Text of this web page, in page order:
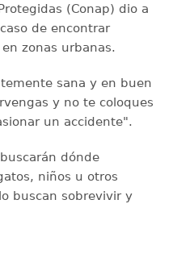
(Conap) dio a
de encontrar
zonas urbanas.
sana y en buen
y no te coloques
un accidente".
dónde
niños u otros
buscan sobrevivir y